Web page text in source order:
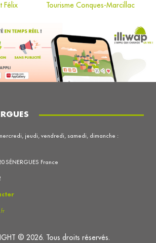
Félix
Tourisme Conques-Marcillac
SÉNERGUES France
jeudi, vendredi, samedi, dimanche :
© 2026. Tous droits réservés.